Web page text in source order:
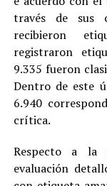
través de sus
recibieron
registraron
9.335 fueron
Dentro de este
6.940
crítica.
Respecto a la
evaluación